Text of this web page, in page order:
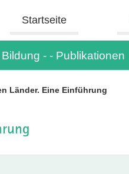
Startseite
- - Publikationen
Länder. Eine Einführung